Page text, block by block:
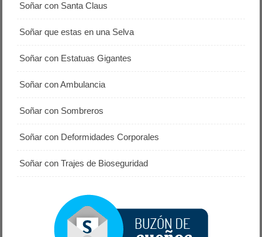
Soñar con Santa Claus
Soñar que estas en una Selva
Soñar con Estatuas Gigantes
Soñar con Ambulancia
Soñar con Sombreros
Soñar con Deformidades Corporales
Soñar con Trajes de Bioseguridad